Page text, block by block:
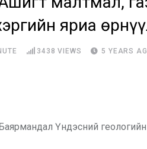
яриа
3438 VIEWS 5 YEARS
Үндэсний